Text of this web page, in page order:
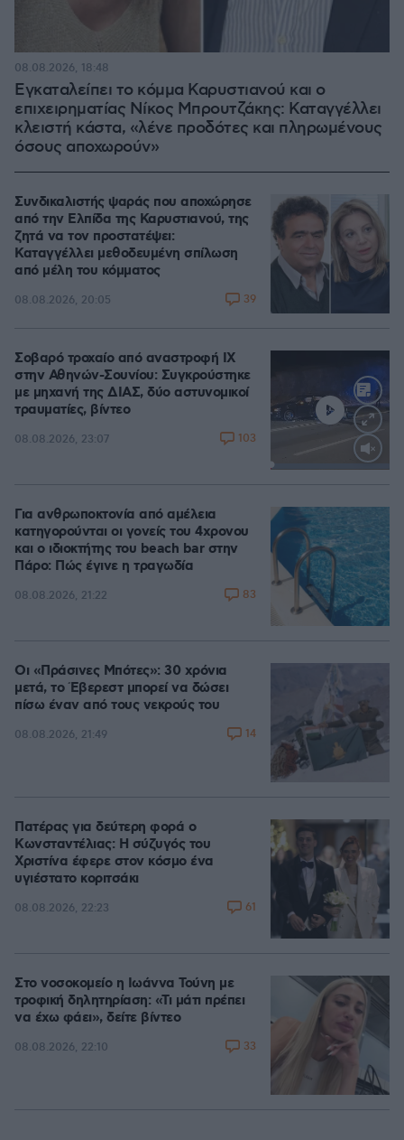
Εγκαταλείπει το κόμμα Καρυστιανού και ο
επιχειρηματίας Νίκος Μπρουτζάκης: Καταγγέλλει
κλειστή κάστα, «λένε προδότες και πληρωμένους
όσους αποχωρούν»
08.08.2026, 18:48
Συνδικαλιστής ψαράς που αποχώρησε
από την Ελπίδα της Καρυστιανού, της
ζητά να τον προστατέψει:
Καταγγέλλει μεθοδευμένη σπίλωση
από μέλη του κόμματος
08.08.2026, 20:05 39
Σοβαρό τροχαίο από αναστροφή ΙΧ
στην Αθηνών-Σουνίου: Συγκρούστηκε
με μηχανή της ΔΙΑΣ, δύο αστυνομικοί
τραυματίες, βίντεο
08.08.2026, 23:07 103
Για ανθρωποκτονία από αμέλεια
κατηγορούνται οι γονείς του 4χρονου
και ο ιδιοκτήτης του beach bar στην
Πάρο: Πώς έγινε η τραγωδία
08.08.2026, 21:22 83
Οι «Πράσινες Μπότες»: 30 χρόνια
μετά, το Έβερεστ μπορεί να δώσει
πίσω έναν από τους νεκρούς του
08.08.2026, 21:49 14
Πατέρας για δεύτερη φορά ο
Κωνσταντέλιας: Η σύζυγός του
Χριστίνα έφερε στον κόσμο ένα
υγιέστατο κοριτσάκι
08.08.2026, 22:23 61
Στο νοσοκομείο η Ιωάννα Τούνη με
τροφική δηλητηρίαση: «Τι μάτι πρέπει
να έχω φάει», δείτε βίντεο
08.08.2026, 22:10 33